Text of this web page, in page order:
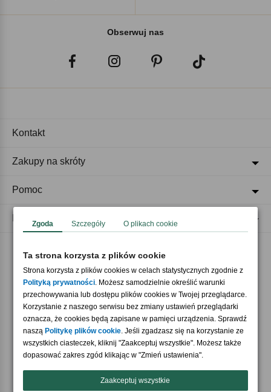
Obserwuj nas
Akceptujemy płatności
Nasi partnerzy
Kontakt
Zakupy na skróty
Pomoc
Zgoda Szczegóły O plikach cookie
Ta strona korzysta z plików cookie
Strona korzysta z plików cookies w celach statystycznych zgodnie z
Polityką prywatności. Możesz samodzielnie określić warunki
przechowywania lub dostępu plików cookies w Twojej przeglądarce.
Korzystanie z naszego serwisu bez zmiany ustawień przeglądarki
oznacza, że cookies będą zapisane w pamięci urządzenia. Sprawdź
naszą Politykę plików cookie. Jeśli zgadzasz się na korzystanie ze
wszystkich ciasteczek, kliknij "Zaakceptuj wszystkie". Możesz także
dopasować zakres zgód klikając w "Zmień ustawienia".
Zaakceptuj wszystkie